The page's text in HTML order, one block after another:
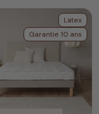
Latex
Garantie 10 ans